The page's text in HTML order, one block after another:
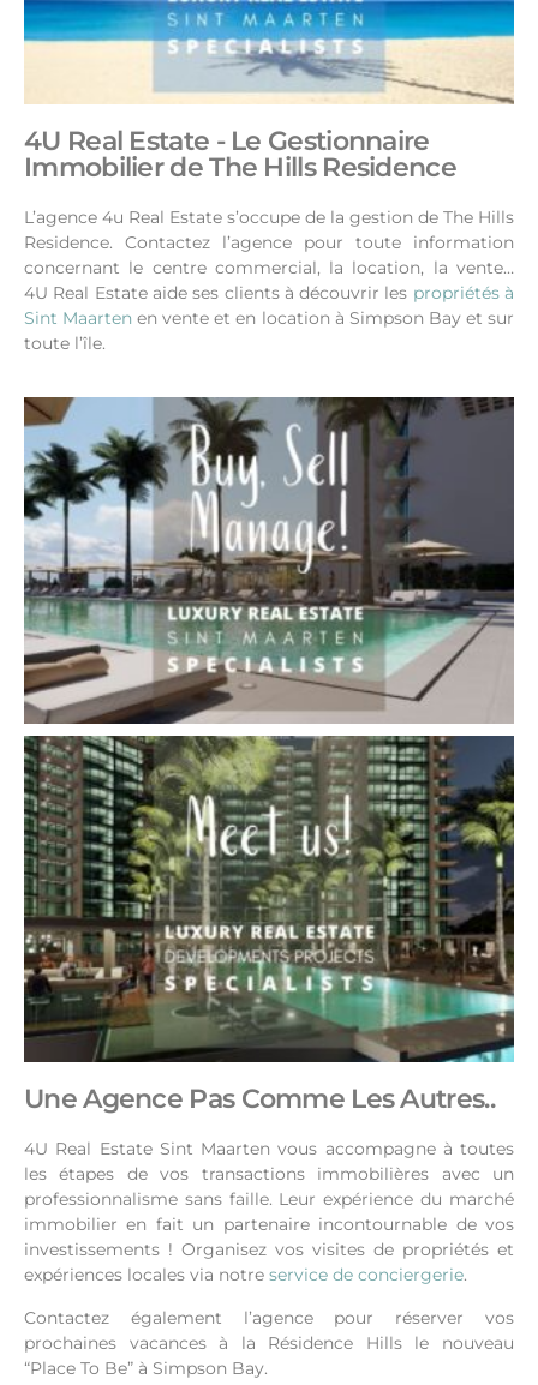
4U Real Estate - Le Gestionnaire
Immobilier de The Hills Residence
L’agence 4u Real Estate s’occupe de la gestion de The Hills
Residence. Contactez l’agence pour toute information
concernant le centre commercial, la location, la vente…
4U Real Estate aide ses clients à découvrir les propriétés à
Sint Maarten en vente et en location à Simpson Bay et sur
toute l’île.
Une Agence Pas Comme Les Autres..
4U Real Estate Sint Maarten vous accompagne à toutes
les étapes de vos transactions immobilières avec un
professionnalisme sans faille. Leur expérience du marché
immobilier en fait un partenaire incontournable de vos
investissements ! Organisez vos visites de propriétés et
expériences locales via notre service de conciergerie.
Contactez également l’agence pour réserver vos
prochaines vacances à la Résidence Hills le nouveau
“Place To Be” à Simpson Bay.